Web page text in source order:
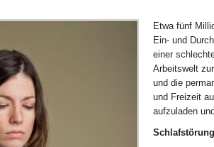
Etwa fünf
Ein- und
einer
Arbeitswelt
und die
und Freizeit
aufzuladen